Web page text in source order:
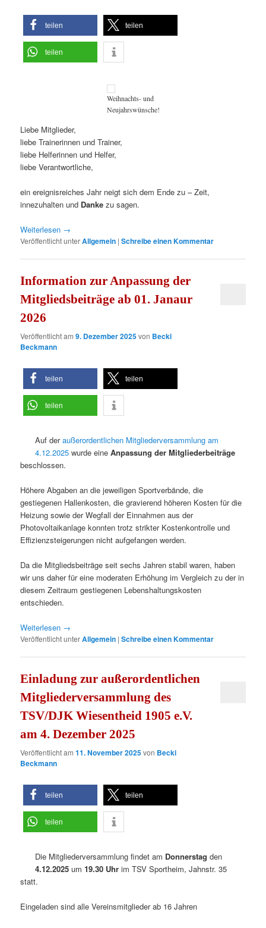
teilen teilen
teilen
Weihnachts- und
Neujahrswünsche!
Liebe Mitglieder,
liebe Trainerinnen und Trainer,
liebe Helferinnen und Helfer,
liebe Verantwortliche,
ein ereignisreiches Jahr neigt sich dem Ende zu – Zeit,
innezuhalten und Danke zu sagen.
Weiterlesen →
Veröffentlicht unterAllgemein |Schreibe einen Kommentar
Information zur Anpassung der
Mitgliedsbeiträge ab 01. Janaur
2026
Veröffentlicht am9. Dezember 2025von Becki
Beckmann
teilen teilen
teilen
Auf deraußerordentlichen Mitgliederversammlung am
4.12.2025 wurde eineAnpassung der Mitgliederbeiträge
beschlossen.
Höhere Abgaben an die jeweiligen Sportverbände, die
gestiegenen Hallenkosten, die gravierend höheren Kosten für die
Heizung sowie der Wegfall der Einnahmen aus der
Photovoltaikanlage konnten trotz strikter Kostenkontrolle und
Effizienzsteigerungen nicht aufgefangen werden.
Da die Mitgliedsbeiträge seit sechs Jahren stabil waren, haben
wir uns daher für eine moderaten Erhöhung im Vergleich zu der in
diesem Zeitraum gestiegenen Lebenshaltungskosten
entschieden.
Weiterlesen →
Veröffentlicht unterAllgemein |Schreibe einen Kommentar
Einladung zur außerordentlichen
Mitgliederversammlung des
TSV/DJK Wiesentheid 1905 e.V.
am 4. Dezember 2025
Veröffentlicht am11. November 2025von Becki
Beckmann
teilen teilen
teilen
Die Mitgliederversammlung findet am Donnerstag den
4.12.2025 um19.30 Uhr im TSV Sportheim, Jahnstr. 35
statt.
Eingeladen sind alle Vereinsmitglieder ab 16 Jahren